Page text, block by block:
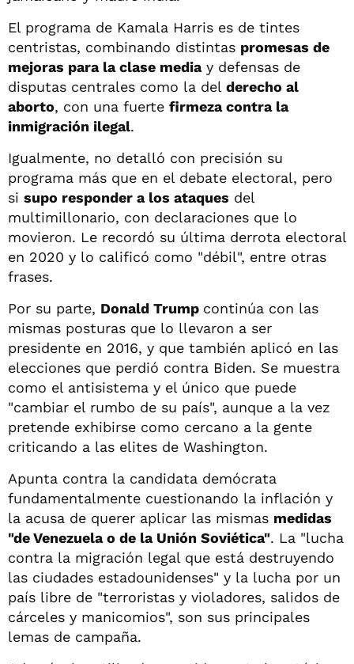
El programa de Kamala Harris es de tintes
centristas, combinando distintas promesas de
mejoras para la clase mediay defensas de
disputas centrales como la del derecho al
aborto, con una fuerte firmeza contra la
inmigración ilegal.
Igualmente, no detalló con precisión su
programa más que en el debate electoral, pero
si supo responder a los ataques del
multimillonario, con declaraciones que lo
movieron. Le recordó su última derrota electoral
en 2020 y lo calificó como "débil", entre otras
frases.
Por su parte, Donald Trump continúa con las
mismas posturas que lo llevaron a ser
presidente en 2016, y que también aplicó en las
elecciones que perdió contra Biden. Se muestra
como el antisistema y el único que puede
"cambiar el rumbo de su país", aunque a la vez
pretende exhibirse como cercano a la gente
criticando a las elites de Washington.
Apunta contra la candidata demócrata
fundamentalmente cuestionando la inflación y
la acusa de querer aplicar las mismas medidas
"de Venezuela o de la Unión Soviética". La "lucha
contra la migración legal que está destruyendo
las ciudades estadounidenses" y la lucha por un
país libre de "terroristas y violadores, salidos de
cárceles y manicomios", son sus principales
lemas de campaña.